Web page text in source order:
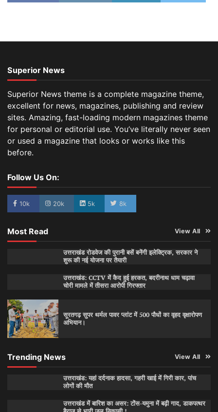
Superior News
Superior News theme is a complete magazine theme,
excellent for news, magazines, publishing and review
sites. Amazing, fast-loading modern magazines theme
for personal or editorial use. You’ve literally never seen
or used a magazine that looks or works like this
before.
Follow Us On:
10k 20k 5k 8k
Most Read View All
उत्तराखंड रोडवेज की पुरानी बसें बनेंगी इलेक्ट्रिक, सरकार ने
शुरू की नई योजना पर तैयारी
उत्तराखंड: CCTV में कैद हुई हरकत, बदरीनाथ धाम चढ़ावा
चोरी मामले में तीसरा आरोपी गिरफ्तार
सूरतगढ़ सुपर थर्मल पावर प्लांट में 500 पौधों का वृहद वृक्षारोपण
अभियान।
Trending News View All
उत्तराखंड: यहां दर्दनाक हादसा, गहरी खाई में गिरी कार, पांच
लोगों की मौत
उत्तराखंड में बारिश का असर: टोंस-यमुना में बढ़ी गाद, डाकपत्थर